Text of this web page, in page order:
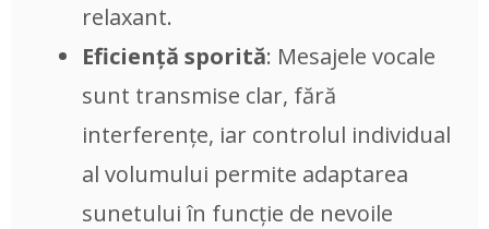
relaxant.
Eficiență sporită: Mesajele vocale
sunt transmise clar, fără
interferențe, iar controlul individual
al volumului permite adaptarea
sunetului în funcție de nevoile